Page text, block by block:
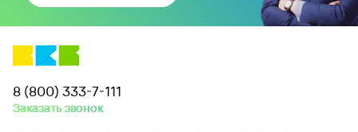
8 (800) 333-7-111
Заказать звонок